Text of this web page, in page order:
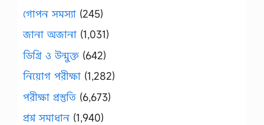
গোপন সমস্যা (245)
জানা অজানা (1,031)
ডিগ্রি ও উন্মুক্ত (642)
নিয়োগ পরীক্ষা (1,282)
পরীক্ষা প্রস্তুতি (6,673)
প্রশ্ন সমাধান (1,940)